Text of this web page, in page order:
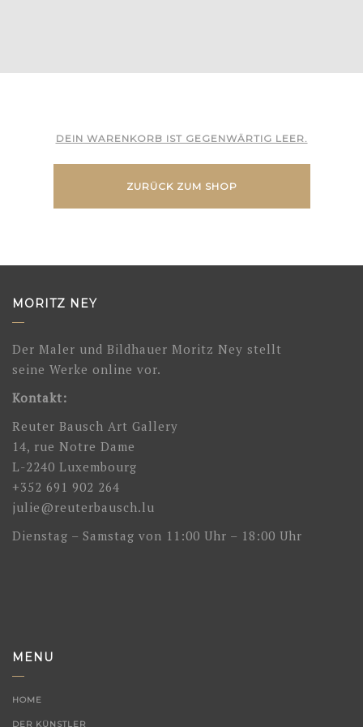
DEIN WARENKORB IST GEGENWÄRTIG LEER.
ZURÜCK ZUM SHOP
MORITZ NEY
Der Maler und Bildhauer Moritz Ney stellt
seine Werke online vor.
Kontakt:
Reuter Bausch Art Gallery
14, rue Notre Dame
L-2240 Luxembourg
+352 691 902 264
julie@reuterbausch.lu
Dienstag – Samstag von 11:00 Uhr – 18:00 Uhr
MENU
HOME
DER KÜNSTLER